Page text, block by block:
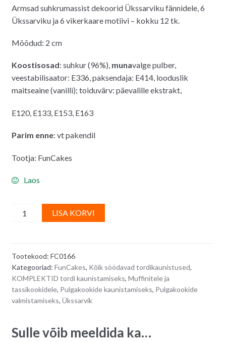
Armsad suhkrumassist dekoorid Ükssarviku fännidele, 6
Ükssarviku ja 6 vikerkaare motiivi – kokku 12 tk.
Mõõdud: 2 cm
Koostisosad: suhkur (96%), munavalge pulber,
veestabilisaator: E336, paksendaja: E414, looduslik
maitseaine (vanilli); toiduvärv: päevalille ekstrakt,
E120, E133, E153, E163
Parim enne: vt pakendil
Tootja: FunCakes
Laos
FunCakes
komplekt,
suhkrudekoorid
diam
2
cm/
quantity
LISA KORVI
e
Tootekood: FC0166
Kategooriad: FunCakes, Kõik söödavad tordikaunistused,
KOMPLEKTID tordi kaunistamiseks, Muffinitele ja
tassikookidele, Pulgakookide kaunistamiseks, Pulgakookide
valmistamiseks, Ükssarvik
Sulle võib meeldida ka…